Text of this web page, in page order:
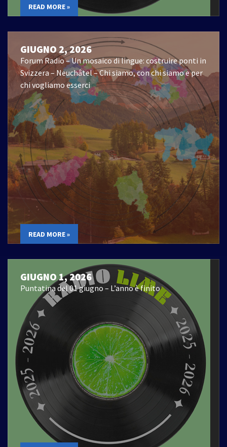
READ MORE »
GIUGNO 2, 2026
Forum Radio – Un mosaico di lingue: costruire ponti in
Svizzera – Neuchâtel – Chi siamo, con chi siamo e per
chi vogliamo esserci
READ MORE »
GIUGNO 1, 2026
Puntatina del 01 giugno – L’anno è finito